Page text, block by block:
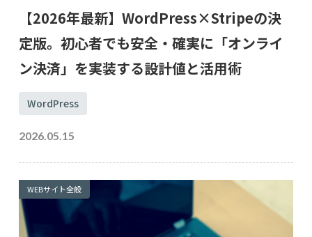
【2026年最新】WordPress×Stripeの決
定版。初心者でも安全・確実に「オンライ
ン決済」を実装する設計値と活用術
WordPress
2026.05.15
WEBサイト全般